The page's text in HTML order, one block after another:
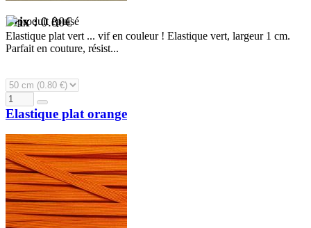
Prix :0.80€
Elastique plat vert ... vif en couleur ! Elastique vert, largeur 1 cm.
Parfait en couture, résist...
Elastique plat orange